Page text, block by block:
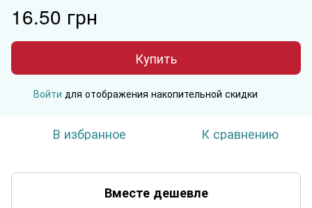
16.50 грн
Купить
Войти для отображения накопительной скидки
В избранное К сравнению
Вместе дешевле